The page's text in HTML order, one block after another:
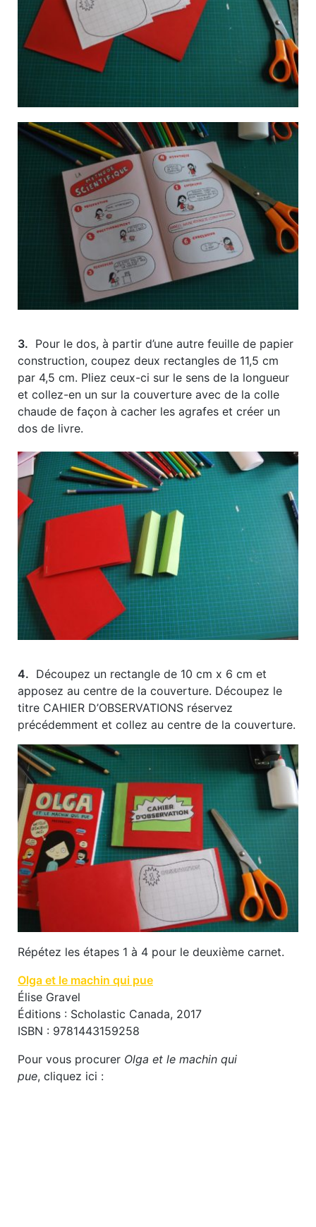
3. Pour le dos, à partir d’une autre feuille de papier
construction, coupez deux rectangles de 11,5 cm
par 4,5 cm. Pliez ceux-ci sur le sens de la longueur
et collez-en un sur la couverture avec de la colle
chaude de façon à cacher les agrafes et créer un
dos de livre.
4. Découpez un rectangle de 10 cm x 6 cm et
apposez au centre de la couverture. Découpez le
titre CAHIER D’OBSERVATIONS réservez
précédemment et collez au centre de la couverture.
Répétez les étapes 1 à 4 pour le deuxième carnet.
Olga et le machin qui pue
Élise Gravel
Éditions : Scholastic Canada, 2017
ISBN : 9781443159258
Pour vous procurer Olga et le machin qui
pue, cliquez ici :